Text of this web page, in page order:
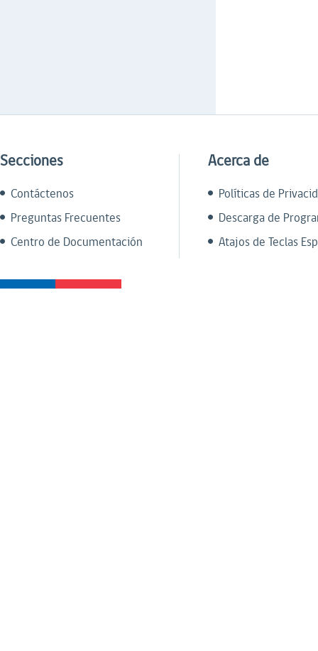
Secciones
Contáctenos
Preguntas Frecuentes
Centro de Documentación
Acerca de
Políticas de
Descarga de
Atajos de Teclas